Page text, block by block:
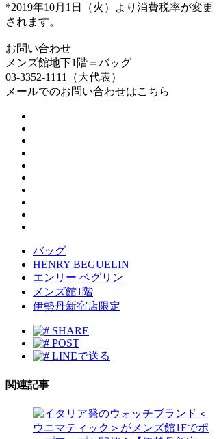
*2019年10月1日（火）より消費税率が変更
されます。
お問い合わせ
メンズ館地下1階＝バッグ
03-3352-1111（大代表）
メールでのお問い合わせはこちら
バッグ
HENRY BEGUELIN
エンリー ベグリン
メンズ館1階
伊勢丹新宿店限定
SHARE
POST
LINEで送る
関連記事